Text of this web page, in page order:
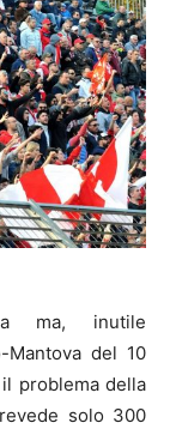
ma, inutile
Mantova del 10
problema della
solo 300